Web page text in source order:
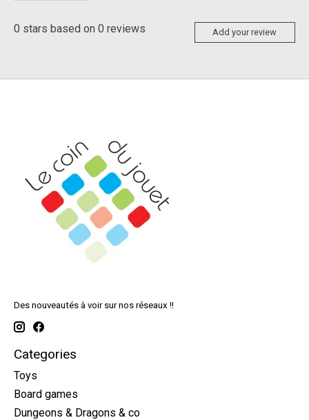
0 stars based on 0 reviews Add your review
Des nouveautés à voir sur nos réseaux !!
Categories
Toys
Board games
Dungeons & Dragons & co